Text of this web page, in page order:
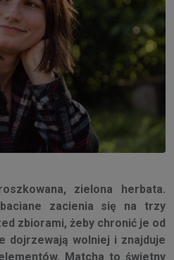
zielona herbata.
zacienia się na trzy
zbiorami, żeby chronić je od
dojrzewają wolniej i znajduje
Matcha to świetny